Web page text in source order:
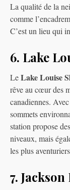
La qualité de la
comme
C’est un lieu qui
6. Lake
LeLake Louise
rêve au cœur des
canadiennes.
sommets
station propose
niveaux, mais
les plus
7.